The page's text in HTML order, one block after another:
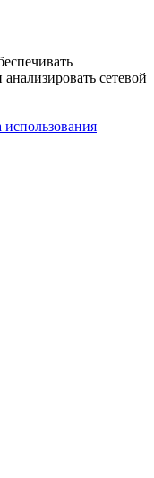
сетевой